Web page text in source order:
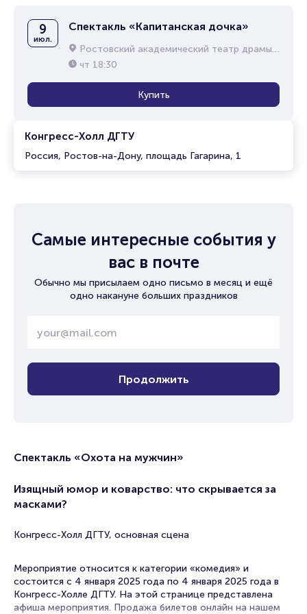
Конгресс-Холл ДГТУ
Россия, Ростов-на-Дону, площадь Гагарина, 1
9
июл.
Спектакль «Капитанская дочка»
Ростовский академический театр драмы им. М.Горького
чт 18:30
Купить
Самые интересные события у
вас в почте
Обычно мы присылаем одно письмо в месяц и ещё
одно накануне больших праздников
Продолжить
Спектакль «Охота на мужчин»
Изящный юмор и коварство: что скрывается за
масками?
Конгресс-Холл ДГТУ, основная сцена
Мероприятие относится к категории «комедия» и
состоится с 4 января 2025 года по 4 января 2025 года в
Конгресс-Холле ДГТУ. На этой странице представлена
афиша мероприятия. Продажа билетов онлайн на нашем